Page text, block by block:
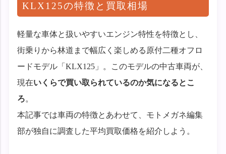
KLX125の特徴と買取相場
軽量な車体と扱いやすいエンジン特性を特徴とし、
街乗りから林道まで幅広く楽しめる原付二種オフロ
ードモデル「KLX125」。このモデルの中古車両が、
現在いくらで買い取られているのか気になるとこ
ろ。
本記事では車両の特徴とあわせて、モトメガネ編集
部が独自に調査した平均買取価格を紹介しよう。